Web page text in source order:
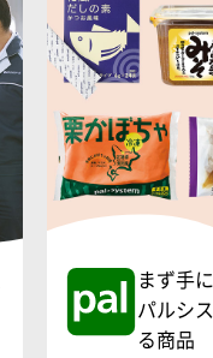
まず手
パルシ
る商品